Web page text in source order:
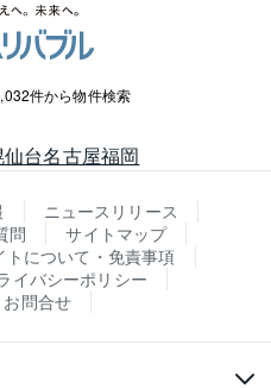
件から物件検索
仙台名古屋福岡
ニュースリリース
問
サイトマップ
トについて・免責事項
イバシーポリシー
お問合せ